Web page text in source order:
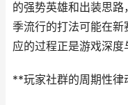
的强势英雄和出装思
季流行的打法可能在
应的过程正是游戏深度
**玩家社群的周期性律